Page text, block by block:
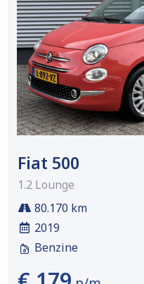
Fiat 500
1.2 Lounge
80.170 km
2019
Benzine